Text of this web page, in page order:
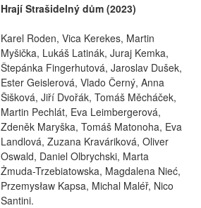
Hrají Strašidelný dům (2023)
Karel Roden, Vica Kerekes, Martin
Myšička, Lukáš Latinák, Juraj Kemka,
Štepánka Fingerhutová, Jaroslav Dušek,
Ester Geislerová, Vlado Černý, Anna
Šišková, Jiří Dvořák, Tomáš Měcháček,
Martin Pechlát, Eva Leimbergerová,
Zdeněk Maryška, Tomáš Matonoha, Eva
Landlová, Zuzana Kraváriková, Oliver
Oswald, Daniel Olbrychski, Marta
Żmuda-Trzebiatowska, Magdalena Nieć,
Przemysław Kapsa, Michal Maléř, Nico
Santini.